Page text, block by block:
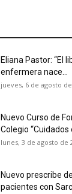
Eliana Pastor: “El
enfermera nace...
jueves, 6 de agosto
Nuevo Curso de
Colegio
lunes, 3 de agosto de
Nuevo prescribe
pacientes con